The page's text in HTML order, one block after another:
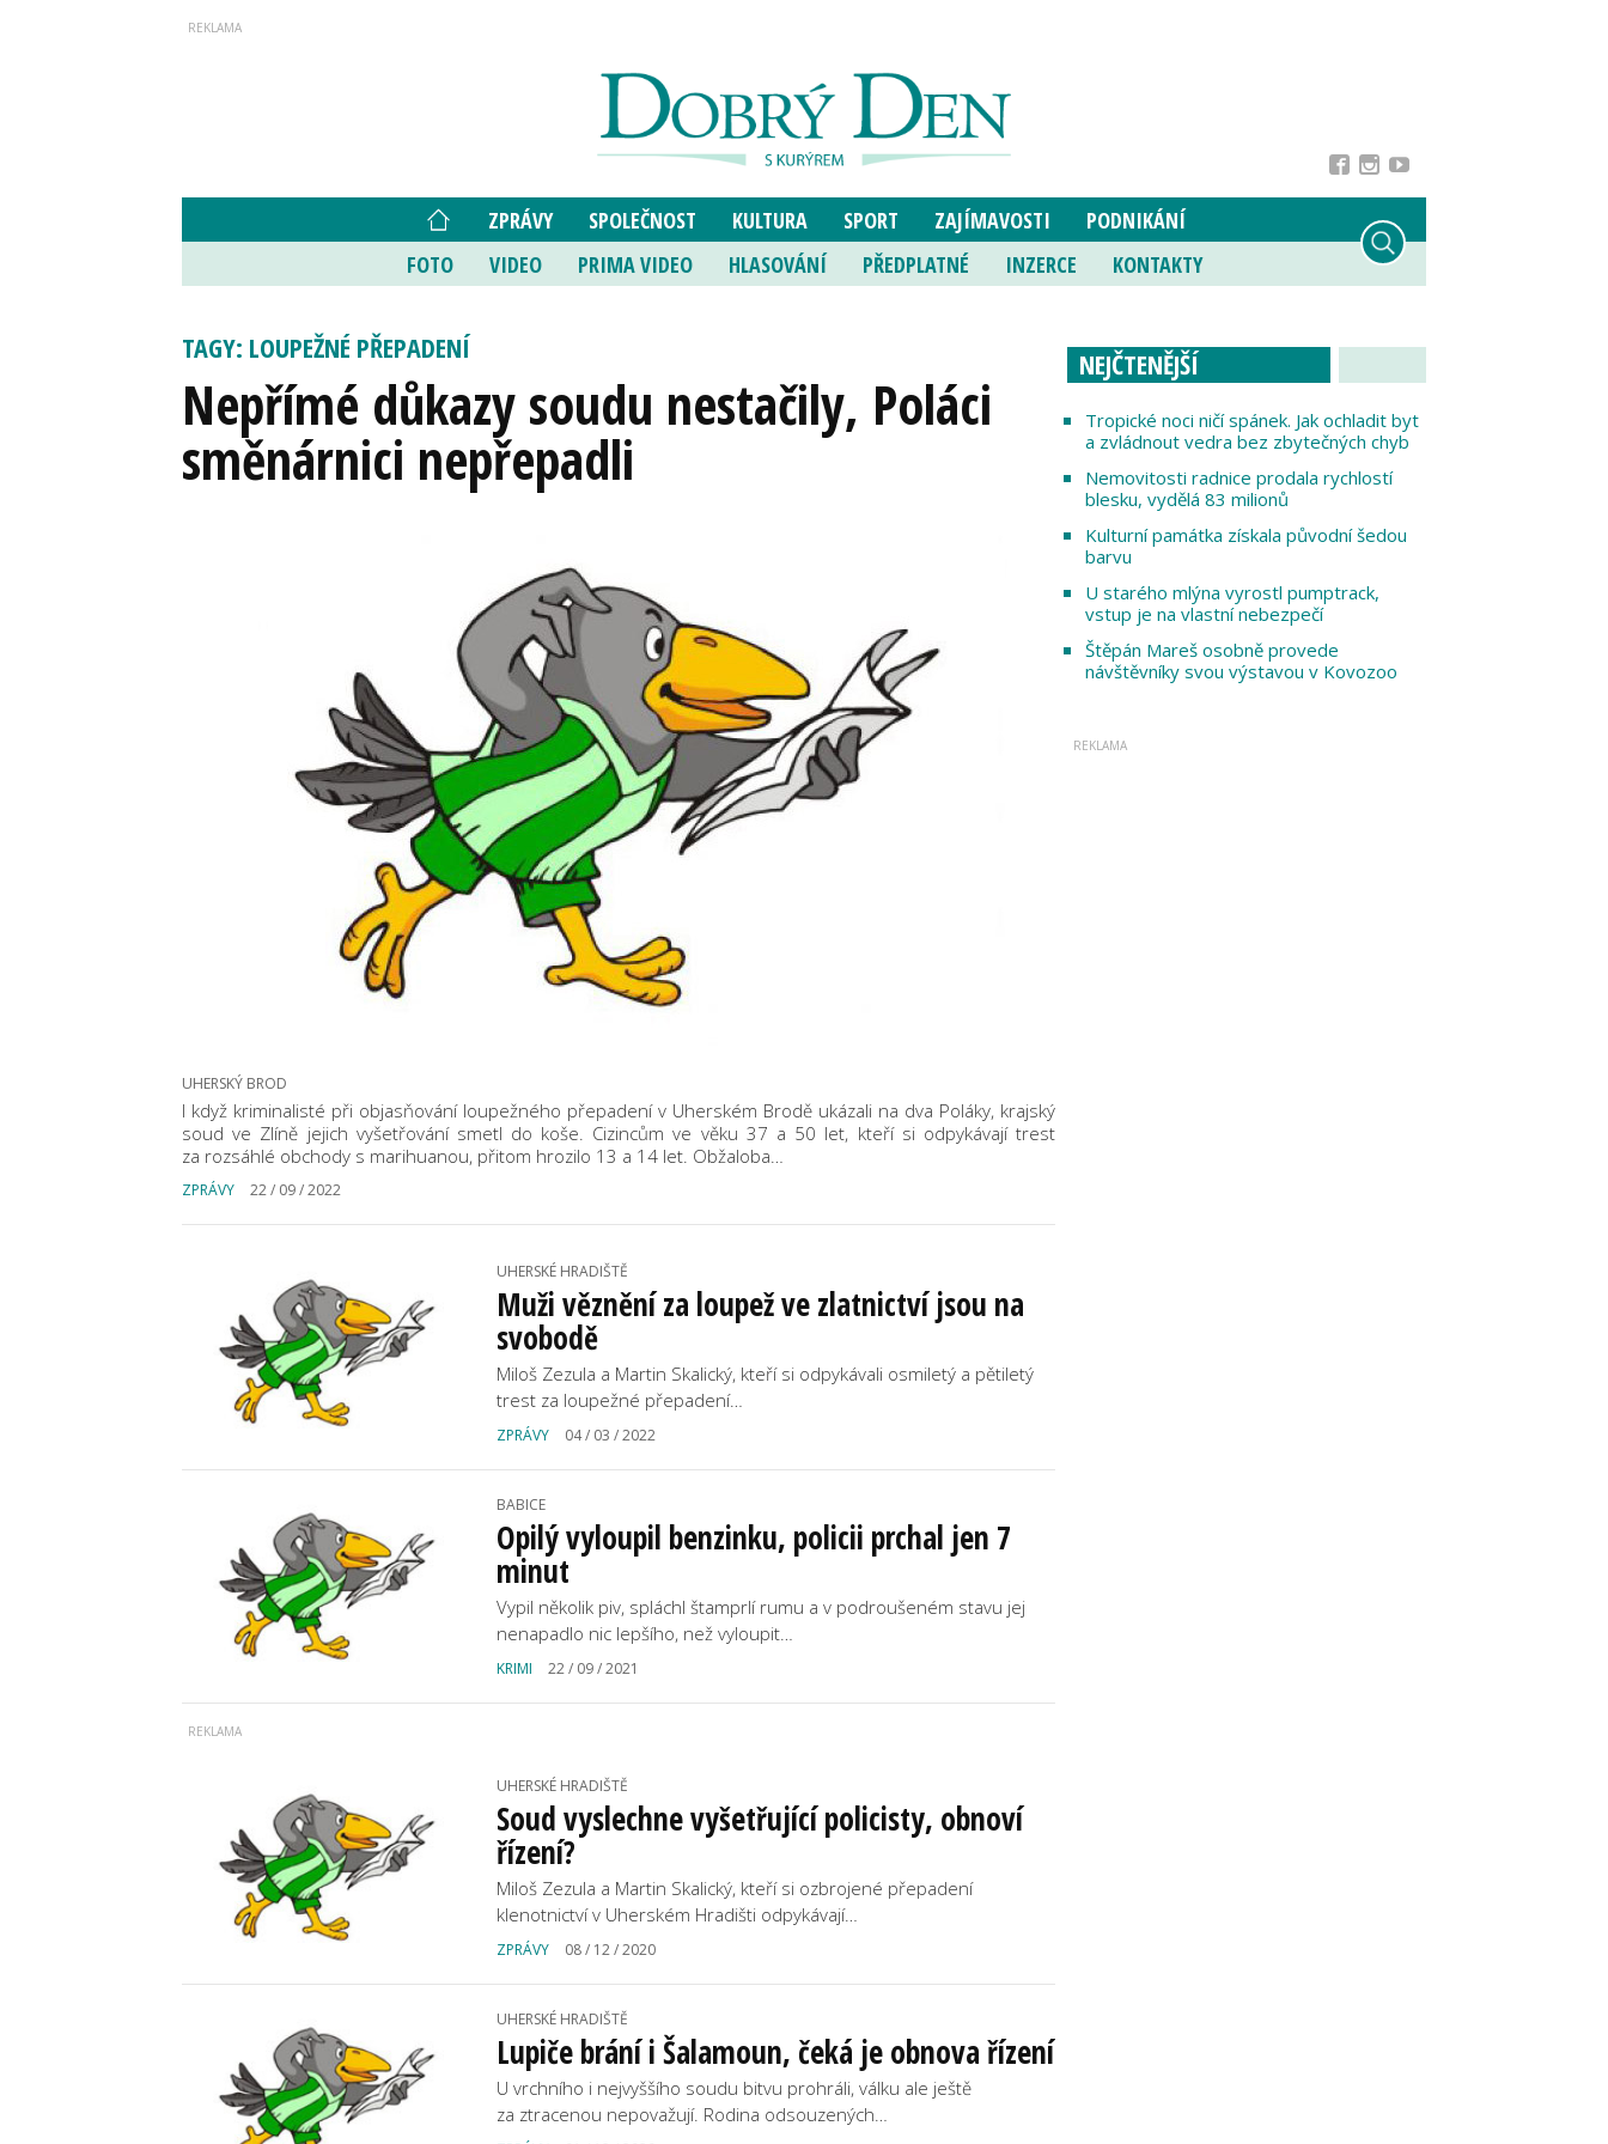
ZPRÁVY SPOLEČNOST KULTURA SPORT ZAJÍMAVOSTI
PODNIKÁNÍ
FOTO
VIDEO PRIMA VIDEO HLASOVÁNÍ PŘEDPLATNÉ INZERCE KONTAKTY
TAGY: LOUPEŽNÉ PŘEPADENÍ
Nepřímé důkazy soudu nestačily, Poláci
směnárnici nepřepadli
UHERSKÝ BROD
I když kriminalisté při objasňování loupežného přepadení v Uherském Brodě ukázali na dva Poláky, krajský
soud ve Zlíně jejich vyšetřování smetl do koše. Cizincům ve věku 37 a 50 let, kteří si odpykávají trest
za rozsáhlé obchody s marihuanou, přitom hrozilo 13 a 14 let. Obžaloba…
ZPRÁVY 22 / 09 / 2022
UHERSKÉ HRADIŠTĚ
Muži věznění za loupež ve zlatnictví jsou na
svobodě
Miloš Zezula a Martin Skalický, kteří si odpykávali osmiletý a pětiletý
trest za loupežné přepadení…
ZPRÁVY 04 / 03 / 2022
BABICE
Opilý vyloupil benzinku, policii prchal jen 7
minut
Vypil několik piv, spláchl štamprlí rumu a v podroušeném stavu jej
nenapadlo nic lepšího, než vyloupit…
KRIMI 22 / 09 / 2021
UHERSKÉ HRADIŠTĚ
Soud vyslechne vyšetřující policisty, obnoví
řízení?
Miloš Zezula a Martin Skalický, kteří si ozbrojené přepadení
klenotnictví v Uherském Hradišti odpykávají…
ZPRÁVY 08 / 12 / 2020
UHERSKÉ HRADIŠTĚ
Lupiče brání i Šalamoun, čeká je obnova řízení
U vrchního i nejvyššího soudu bitvu prohráli, válku ale ještě
za ztracenou nepovažují. Rodina odsouzených…
NEJČTENĚJŠÍ
Tropické noci ničí spánek. Jak ochladit byt
a zvládnout vedra bez zbytečných chyb
Nemovitosti radnice prodala rychlostí
blesku, vydělá 83 milionů
Kulturní památka získala původní šedou
barvu
U starého mlýna vyrostl pumptrack,
vstup je na vlastní nebezpečí
Štěpán Mareš osobně provede
návštěvníky svou výstavou v Kovozoo